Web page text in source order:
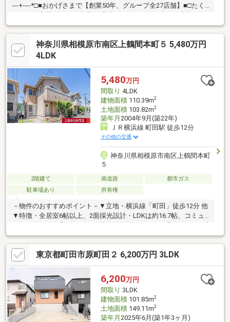
---+----*□■おかげさまで【創業50年、グループ全27店舗】■□たく
さんのお客様からのお言葉に感謝してこれからも楽しく素敵なお
家探しをお約束します。お家探しを始めてみようと思われたらま
ずは、お気軽に東宝ハウス町田に相談してみませんか？何も決ま
っていなくて大丈夫！まずはお客様の夢をお聞かせください！
「行って良かったね」と思っていただけるように、スタッフ一同
おります☆
神奈川県相模原市南区上鶴間本町５ 5,480万円
4LDK
5,480万円
間取り 4LDK
建物面積110.39m2
土地面積103.82m2
築年月 2004年9月(築22年)
ＪＲ横浜線 町田駅 徒歩12分
その他の交通
神奈川県相模原市南区上鶴間本町
５
2階建て 南道路
都市ガス
駐車場あり
所有権
－物件のおすすめポイント－▼立地・横浜線「町田」徒歩12分 他
▼特徴・全居室6帖以上、2面採光設計・LDKは約16.7帖、コミュ
面室有、家事動線良好・独立配置の和室は客間としても活用可・
WIC等、各洋室・和室・各階廊下に収納を設置・主寝室含む2室を
跨ぐ南東向きバルコニー付・駐車場有(車種による)▼周辺環境・
相模原市立谷口小学校 徒歩1分(約60m)・sanwa上鶴間店 徒歩4分
(約300m)■ ご希望の住まい探しをお手伝いします
━━━━━・・・物件の詳細・ご相談はお気軽にお問い合わせく
ださい。
東京都町田市原町田２ 6,200万円 3LDK
6,200万円
間取り 3LDK
建物面積101.85m2
土地面積149.11m2
築年月 2025年6月(築1年3ヶ月)